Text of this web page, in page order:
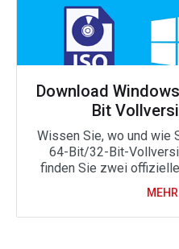
Download
Bit
Wissen Sie, wo und wie
64-Bit/32-Bit-
finden Sie zwei